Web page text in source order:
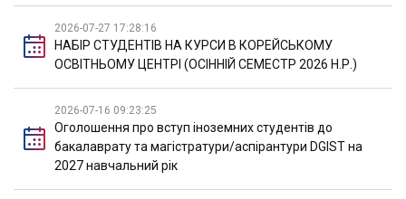
2026-07-27 17:28:16
НАБІР СТУДЕНТІВ НА КУРСИ В КОРЕЙСЬКОМУ
ОСВІТНЬОМУ ЦЕНТРІ (ОСІННІЙ СЕМЕСТР 2026 Н.Р.)
2026-07-16 09:23:25
Оголошення про вступ іноземних студентів до
бакалаврату та магістратури/аспірантури DGIST на
2027 навчальний рік